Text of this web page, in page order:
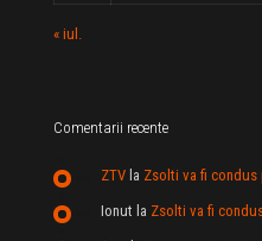
« iul.
Comentarii recente
ZTV la Zsolti va fi condus
Ionut la Zsolti va fi